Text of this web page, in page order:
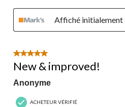
Affiché initialement
5 étoile(s) sur 5.
New & improved!
Anonyme
ACHETEUR VÉRIFIÉ